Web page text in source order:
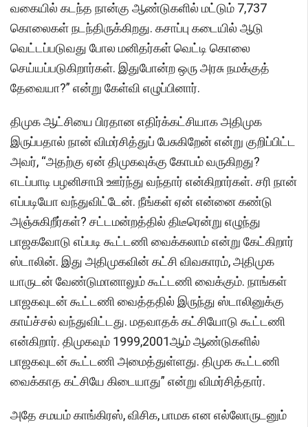
வகையில் கடந்த நான்கு ஆண்டுகளில் மட்டும் 7,737
கொலைகள் நடந்திருக்கிறது. கசாப்பு கடையில் ஆடு
வெட்டப்படுவது போல மனிதர்கள் வெட்டி கொலை
செய்யப்படுகிறார்கள். இதுபோன்ற ஒரு அரசு நமக்குத்
தேவையா?” என்று கேள்வி எழுப்பினார்.
திமுக ஆட்சியை பிரதான எதிர்க்கட்சியாக அதிமுக
இருப்பதால் நான் விமர்சித்துப் பேசுகிறேன் என்று குறிப்பிட்ட
அவர், “அதற்கு ஏன் திமுகவுக்கு கோபம் வருகிறது?
எடப்பாடி பழனிசாமி ஊர்ந்து வந்தார் என்கிறார்கள். சரி நான்
எப்படியோ வந்துவிட்டேன். நீங்கள் ஏன் என்னை கண்டு
அஞ்சுகிறீர்கள்? சட்டமன்றத்தில் திடீரென்று எழுந்து
பாஜகவோடு எப்படி கூட்டணி வைக்கலாம் என்று கேட்கிறார்
ஸ்டாலின். இது அதிமுகவின் கட்சி விவகாரம், அதிமுக
யாருடன் வேண்டுமானாலும் கூட்டணி வைக்கும். நாங்கள்
பாஜகவுடன் கூட்டணி வைத்ததில் இருந்து ஸ்டாலினுக்கு
காய்ச்சல் வந்துவிட்டது. மதவாதக் கட்சியோடு கூட்டணி
என்கிறார். திமுகவும் 1999,2001ஆம் ஆண்டுகளில்
பாஜகவுடன் கூட்டணி அமைத்துள்ளது. திமுக கூட்டணி
வைக்காத கட்சியே கிடையாது” என்று விமர்சித்தார்.
அதே சமயம் காங்கிரஸ், விசிக, பாமக என எல்லோருடனும்